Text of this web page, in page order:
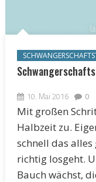
10. Mai 2016 0
Mit großen
Halbzeit zu.
schnell das alles
richtig losgeht.
Bauch wächst,